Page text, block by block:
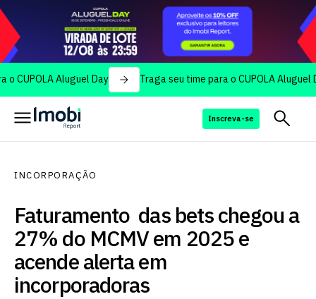
Aluguel Day Traga seu time para o CUPOLA Aluguel Day
Inscreva-se
INCORPORAÇÃO
Faturamento das bets chegou a
27% do MCMV em 2025 e
acende alerta em
incorporadoras